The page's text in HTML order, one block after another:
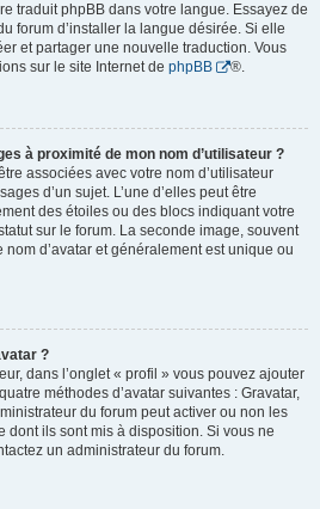
traduit phpBB dans votre langue. Essayez de
forum d’installer la langue désirée. Si elle
et partager une nouvelle traduction. Vous
sur le site Internet de phpBB ®.
à proximité de mon nom d’utilisateur ?
associées avec votre nom d’utilisateur
d’un sujet. L’une d’elles peut être
des étoiles ou des blocs indiquant votre
sur le forum. La seconde image, souvent
d’avatar et généralement est unique ou
?
dans l’onglet « profil » vous pouvez ajouter
méthodes d’avatar suivantes : Gravatar,
du forum peut activer ou non les
dont ils sont mis à disposition. Si vous ne
un administrateur du forum.